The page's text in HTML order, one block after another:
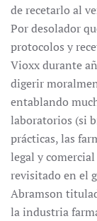
de recetarlo al
Por desolador
protocolos y
Vioxx durante
digerir
entablando
laboratorios (si
prácticas, las
legal y
revisitado en el
Abramson
la industria